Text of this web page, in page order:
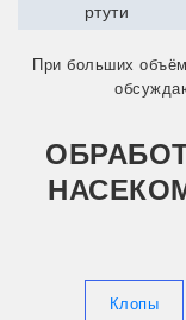
ртути
При больших
Клопы